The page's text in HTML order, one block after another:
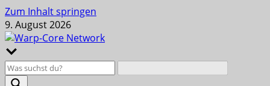
Zum Inhalt springen
9. August 2026